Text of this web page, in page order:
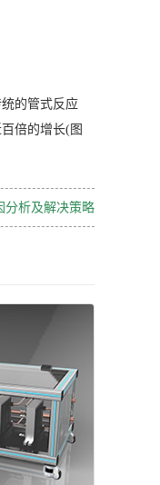
的管式反应
倍的增长(图
分析及解决策略